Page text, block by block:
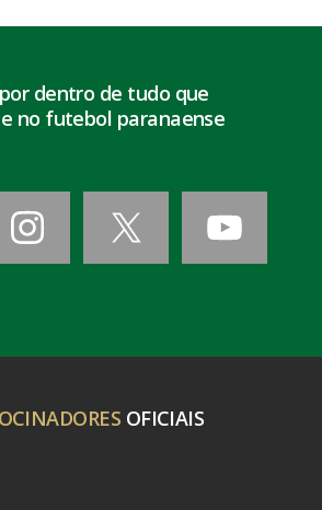
dentro de tudo que
no futebol paranaense
OFICIAIS